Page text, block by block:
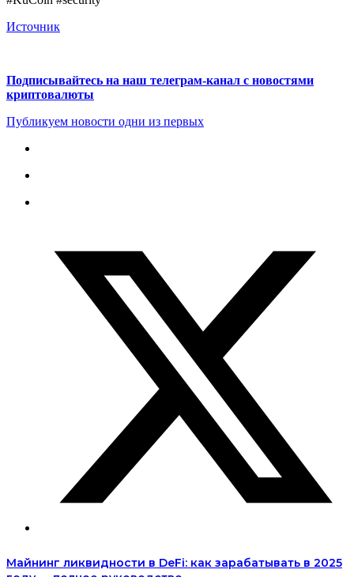
Источник
Подписывайтесь на наш телеграм-канал с новостями
криптовалюты
Публикуем новости одни из первых
Майнинг ликвидности в DeFi: как зарабатывать в 2025